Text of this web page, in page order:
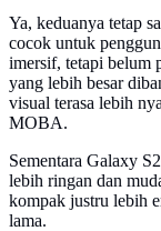
Ya, keduanya tetap
cocok untuk
imersif, tetapi belum
yang lebih besar
visual terasa lebih
MOBA.
Sementara Galaxy
lebih ringan dan
kompak justru lebih
lama.